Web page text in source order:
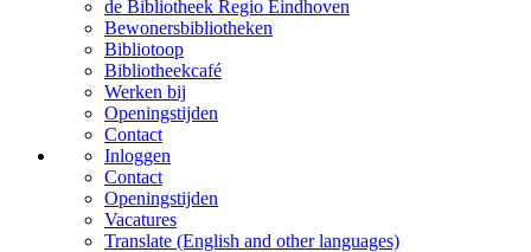
de Bibliotheek Regio Eindhoven
Bewonersbibliotheken
Bibliotoop
Bibliotheekcafé
Werken bij
Openingstijden
Contact
Inloggen
Contact
Openingstijden
Vacatures
Translate (English and other languages)